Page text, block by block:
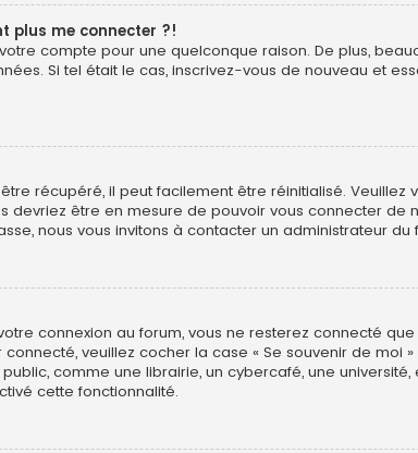
plus me connecter ?!
compte pour une quelconque raison. De plus,
Si tel était le cas, inscrivez-vous de nouveau et
récupéré, il peut facilement être réinitialisé.
devriez être en mesure de pouvoir vous connecter de
nous vous invitons à contacter un administrateur du
connexion au forum, vous ne resterez connecté
veuillez cocher la case « Se souvenir de moi
comme une librairie, un cybercafé, une université,
cette fonctionnalité.